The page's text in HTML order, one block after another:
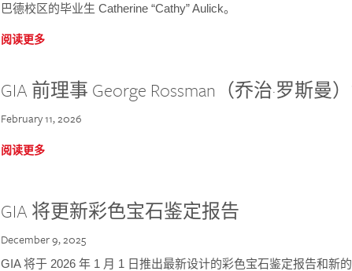
巴德校区的毕业生 Catherine “Cathy” Aulick。
阅读更多
GIA 前理事 George Rossman（乔治·罗斯曼
February 11, 2026
阅读更多
GIA 将更新彩色宝石鉴定报告
December 9, 2025
GIA 将于 2026 年 1 月 1 日推出最新设计的彩色宝石鉴定报告和新的